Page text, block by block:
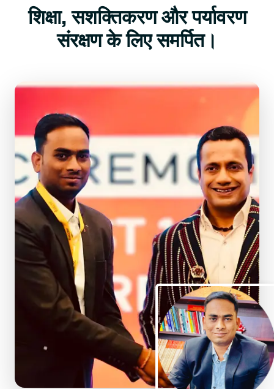
शिक्षा, सशक्तिकरण और पर्यावरण
संरक्षण के लिए समर्पित।